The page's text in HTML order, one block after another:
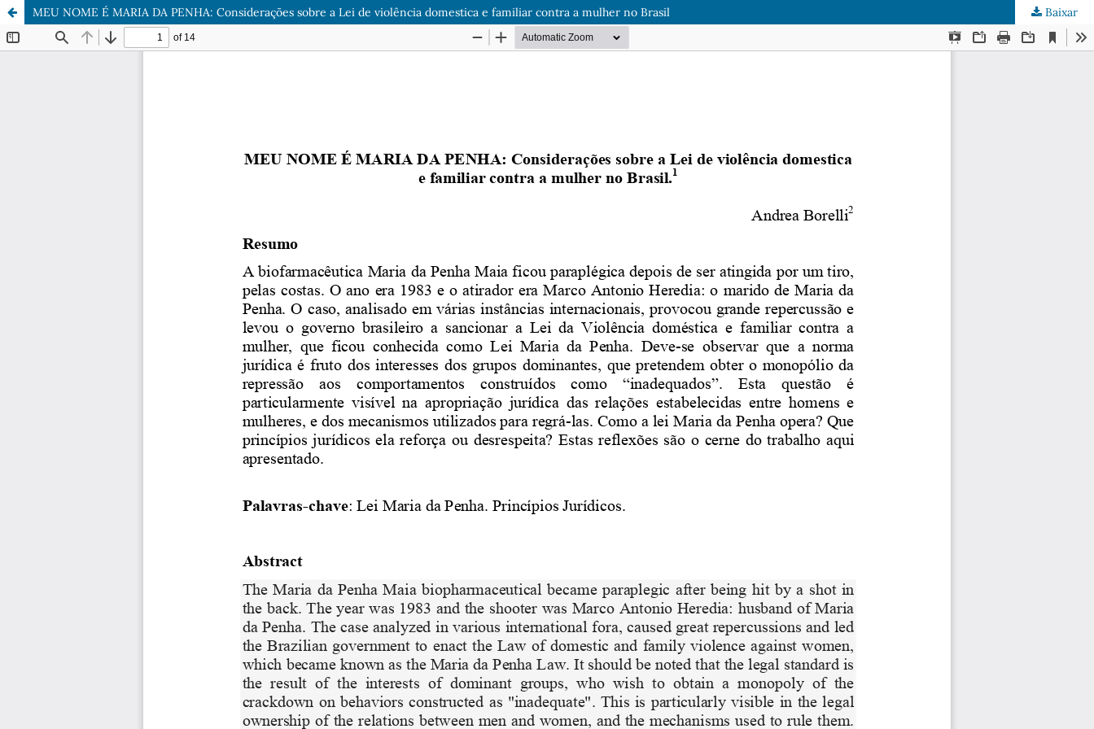
MEU NOME É MARIA DA PENHA: Considerações sobre a Lei de violência domestica e familiar contra a mulher no Brasil Baixar